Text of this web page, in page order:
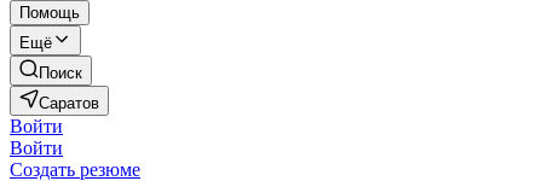
Помощь
Ещё
Поиск
Саратов
Войти
Войти
Создать резюме